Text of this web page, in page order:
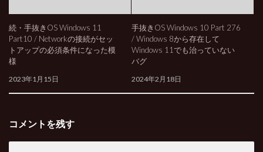
続・手抜きOS Windows 11
Part10 / Networkの接続がセッ
トアップの必須条件になった模
様
2023年1月15日
手抜きOS Windows 10 Part 276
/ Windows 8から存在して
Windows 11でも治っていない
バグ
2024年2月18日
コメントを残す